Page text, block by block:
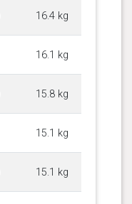
16.4 kg
16.1 kg
15.8 kg
15.1 kg
15.1 kg